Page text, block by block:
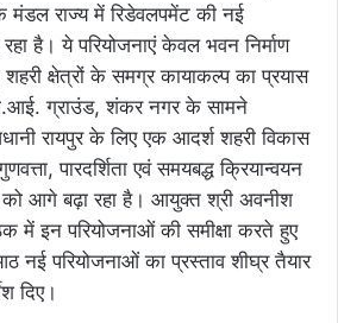
मंडल राज्य में रिडेवलपमेंट की नई
है। ये परियोजनाएं केवल भवन निर्माण
क्षेत्रों के समग्र कायाकल्प का प्रयास
ग्राउंड, शंकर नगर के सामने
रायपुर के लिए एक आदर्श शहरी विकास
पारदर्शिता एवं समयबद्ध क्रियान्वयन
आगे बढ़ा रहा है। आयुक्त श्री अवनीश
में इन परियोजनाओं की समीक्षा करते हुए
नई परियोजनाओं का प्रस्ताव शीघ्र तैयार
दिए।